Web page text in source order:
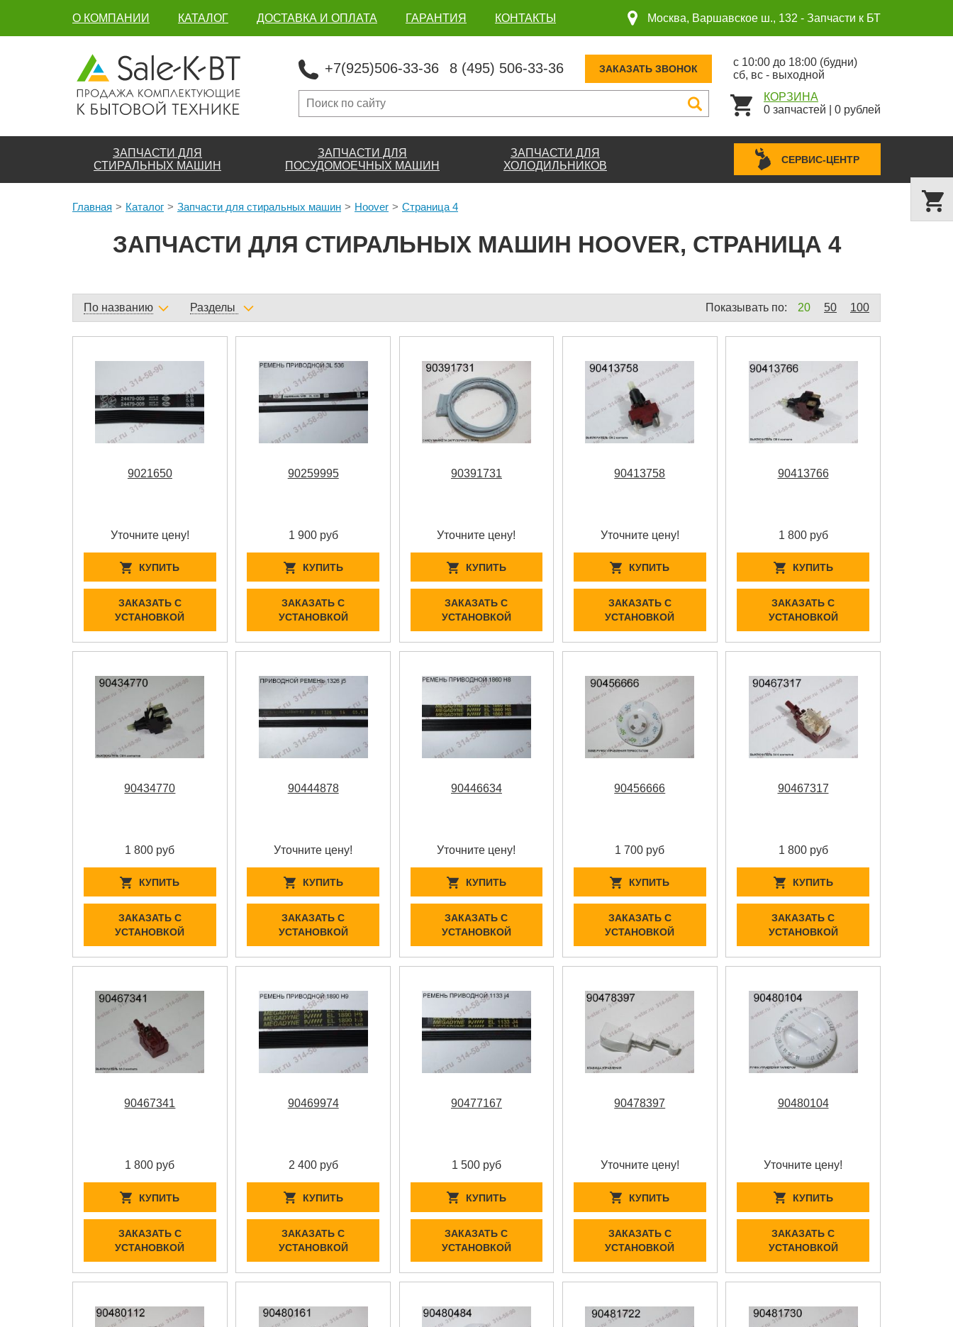
О КОМПАНИИ КАТАЛОГ ДОСТАВКА И ОПЛАТА ГАРАНТИЯ КОНТАКТЫ Москва, Варшавское ш., 132 - Запчасти к БТ
+7(925)506-33-36 8 (495) 506-33-36 ЗАКАЗАТЬ ЗВОНОК
с 10:00 до 18:00 (будни)
сб, вс - выходной
КОРЗИНА
0 запчастей 0 рублей
ЗАПЧАСТИ ДЛЯ
СТИРАЛЬНЫХ МАШИН
ЗАПЧАСТИ ДЛЯ
ПОСУДОМОЕЧНЫХ МАШИН
ЗАПЧАСТИ ДЛЯ
ХОЛОДИЛЬНИКОВ
СЕРВИС-ЦЕНТР
Главная Каталог Запчасти для стиральных машин Hoover Страница 4
ЗАПЧАСТИ ДЛЯ СТИРАЛЬНЫХ МАШИН HOOVER, СТРАНИЦА 4
По названию Разделы Показывать по: 20 50 100
9021650
Уточните цену!
КУПИТЬ
ЗАКАЗАТЬ С
УСТАНОВКОЙ
90259995
1 900 руб
КУПИТЬ
ЗАКАЗАТЬ С
УСТАНОВКОЙ
90391731
Уточните цену!
КУПИТЬ
ЗАКАЗАТЬ С
УСТАНОВКОЙ
90413758
Уточните цену!
КУПИТЬ
ЗАКАЗАТЬ С
УСТАНОВКОЙ
90413766
1 800 руб
КУПИТЬ
ЗАКАЗАТЬ С
УСТАНОВКОЙ
90434770
1 800 руб
КУПИТЬ
ЗАКАЗАТЬ С
УСТАНОВКОЙ
90444878
Уточните цену!
КУПИТЬ
ЗАКАЗАТЬ С
УСТАНОВКОЙ
90446634
Уточните цену!
КУПИТЬ
ЗАКАЗАТЬ С
УСТАНОВКОЙ
90456666
1 700 руб
КУПИТЬ
ЗАКАЗАТЬ С
УСТАНОВКОЙ
90467317
1 800 руб
КУПИТЬ
ЗАКАЗАТЬ С
УСТАНОВКОЙ
90467341
1 800 руб
КУПИТЬ
ЗАКАЗАТЬ С
УСТАНОВКОЙ
90469974
2 400 руб
КУПИТЬ
ЗАКАЗАТЬ С
УСТАНОВКОЙ
90477167
1 500 руб
КУПИТЬ
ЗАКАЗАТЬ С
УСТАНОВКОЙ
90478397
Уточните цену!
КУПИТЬ
ЗАКАЗАТЬ С
УСТАНОВКОЙ
90480104
Уточните цену!
КУПИТЬ
ЗАКАЗАТЬ С
УСТАНОВКОЙ